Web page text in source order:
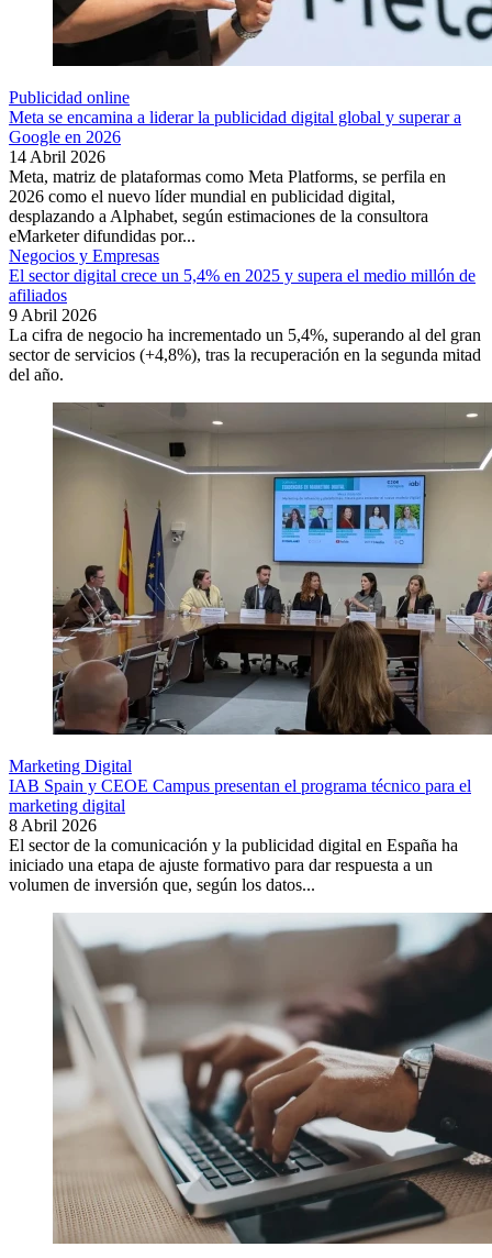
Publicidad online
Meta se encamina a liderar la publicidad digital global y superar a
Google en 2026
14 Abril 2026
Meta, matriz de plataformas como Meta Platforms, se perfila en
2026 como el nuevo líder mundial en publicidad digital,
desplazando a Alphabet, según estimaciones de la consultora
eMarketer difundidas por...
Negocios y Empresas
El sector digital crece un 5,4% en 2025 y supera el medio millón de
afiliados
9 Abril 2026
La cifra de negocio ha incrementado un 5,4%, superando al del gran
sector de servicios (+4,8%), tras la recuperación en la segunda mitad
del año.
Marketing Digital
IAB Spain y CEOE Campus presentan el programa técnico para el
marketing digital
8 Abril 2026
El sector de la comunicación y la publicidad digital en España ha
iniciado una etapa de ajuste formativo para dar respuesta a un
volumen de inversión que, según los datos...